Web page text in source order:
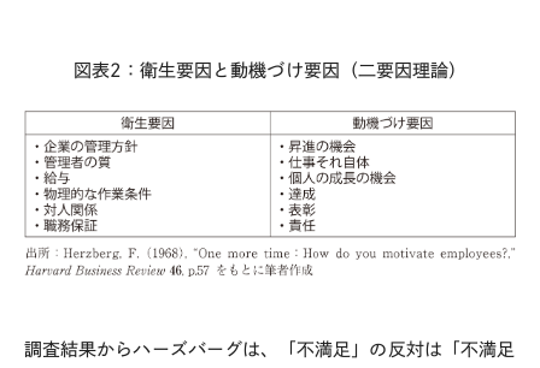
図表2：衛生要因と動機づけ要因（二要因理論）
調査結果からハーズバーグは、「不満足」の反対は「不満足